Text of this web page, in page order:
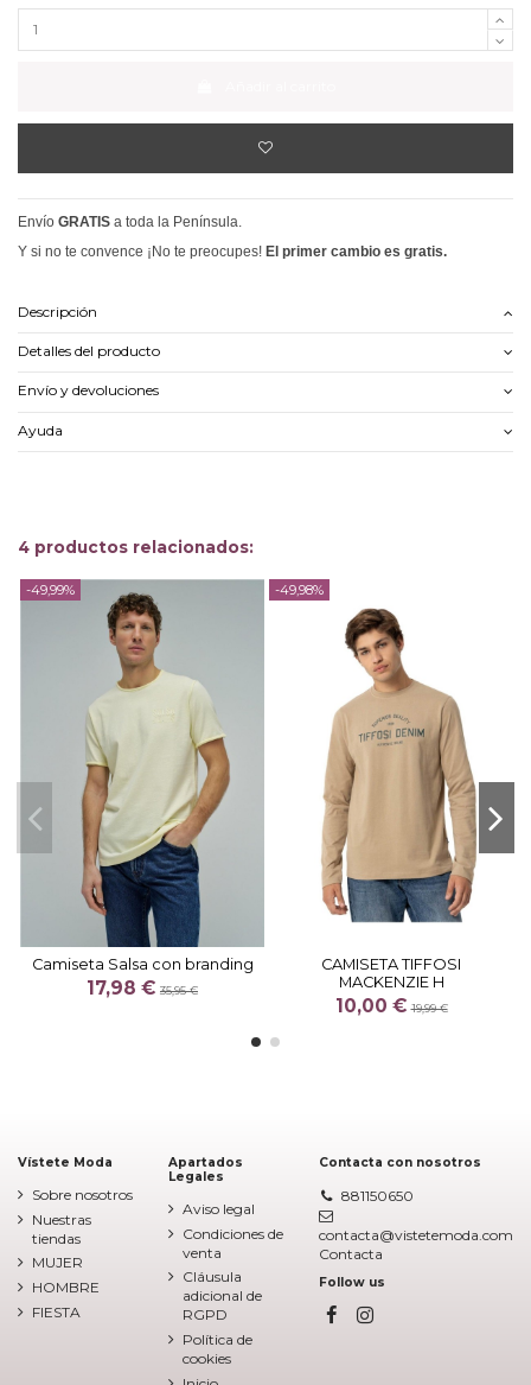
Envío GRATIS a toda la Península.
Y si no te convence ¡No te preocupes! El primer cambio es gratis.
Descripción
Detalles del producto
Envío y devoluciones
Ayuda
4 productos relacionados:
-49,99%
Camiseta Salsa con branding
17,98 € 35,95 €
-49,98%
CAMISETA TIFFOSI
MACKENZIE H
10,00 €19,99 €
Vístete Moda
Sobre nosotros
Nuestras
tiendas
MUJER
HOMBRE
FIESTA
Apartados
Legales
Aviso legal
Condiciones de
venta
Cláusula
adicional de
RGPD
Política de
cookies
Contacta con nosotros
881150650
contacta@vistetemoda.com
Contacta
Follow us